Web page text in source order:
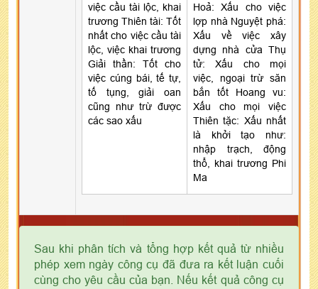
việc cầu tài lộc, khai
trương Thiên tài: Tốt
nhất cho việc cầu tài
lộc, việc khai trương
Giải thần: Tốt cho
việc cúng bái, tế tự,
tố tụng, giải oan
cũng như trừ được
các sao xấu
Hoả: Xấu cho việc
lợp nhà Nguyệt phá:
Xấu về việc xây
dựng nhà cửa Thụ
tử: Xấu cho mọi
việc, ngoại trừ săn
bắn tốt Hoang vu:
Xấu cho mọi việc
Thiên tặc: Xấu nhất
là khởi tạo như:
nhập trạch, động
thổ, khai trương Phi
Ma
Sau khi phân tích và tổng hợp kết quả từ nhiều
phép xem ngày công cụ đã đưa ra kết luận cuối
cùng cho yêu cầu của bạn. Nếu kết quả công cụ